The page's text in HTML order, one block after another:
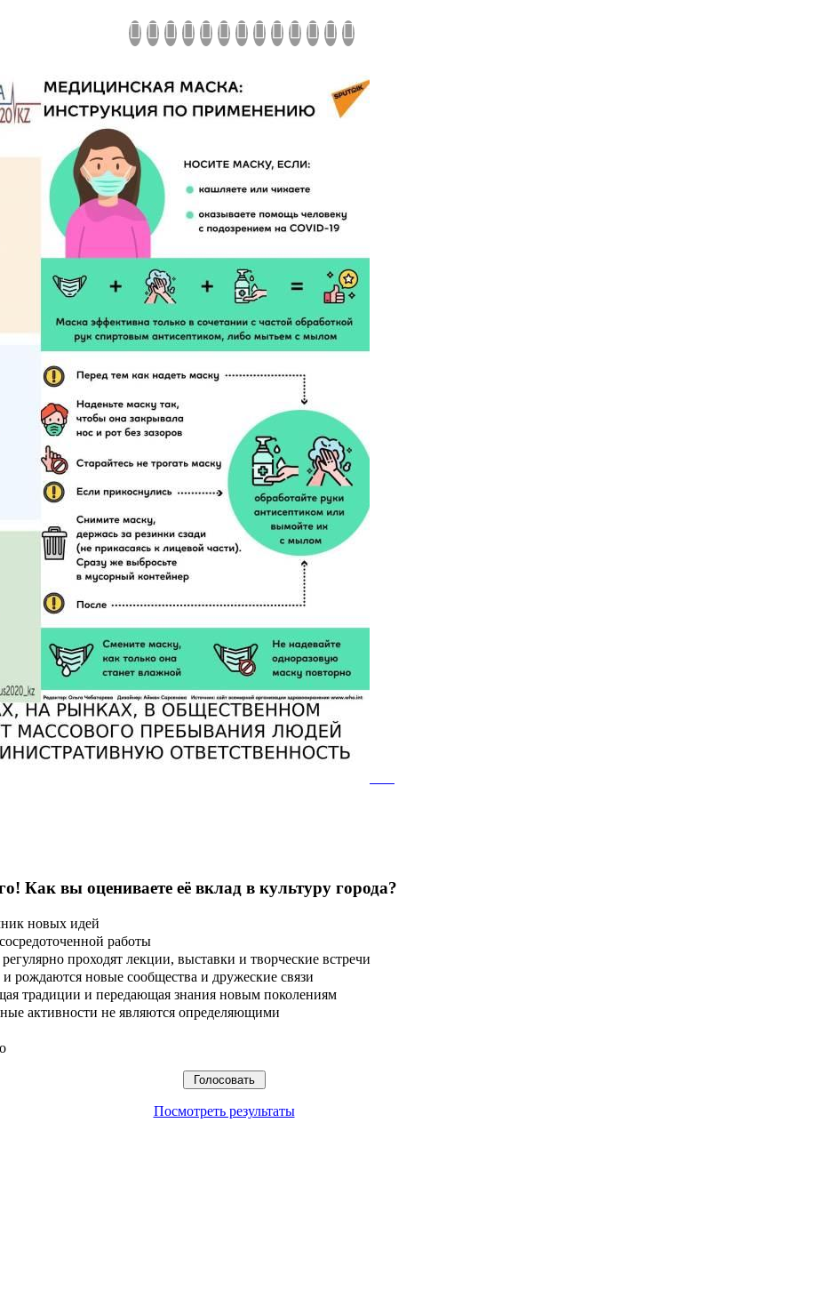
Как вы оцениваете её вклад в культуру города?
новых идей
работы
проходят лекции, выставки и творческие встречи
рождаются новые сообщества и дружеские связи
традиции и передающая знания новым поколениям
активности не являются определяющими
Посмотреть результаты